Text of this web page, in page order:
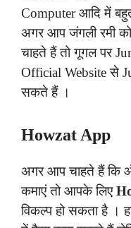
Computer आदि में
अगर आप जंगली रमी
चाहते हैं तो गूगल पर
Official Website से
सकते हैं ।
Howzat App
अगर आप चाहते हैं
कमाएं तो आपके लिए
विकल्प हो सकता है ।